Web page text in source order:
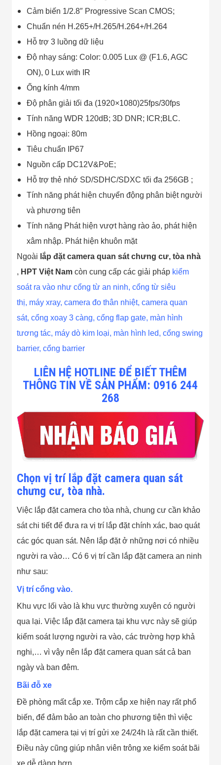
Cảm biến 1/2.8″ Progressive Scan CMOS;
Chuẩn nén H.265+/H.265/H.264+/H.264
Hỗ trợ 3 luồng dữ liệu
Độ nhạy sáng: Color: 0.005 Lux @ (F1.6, AGC
ON), 0 Lux with IR
Ống kính 4/mm
Độ phân giải tối đa (1920×1080)25fps/30fps
Tính năng WDR 120dB; 3D DNR; ICR;BLC.
Hồng ngoại: 80m
Tiêu chuẩn IP67
Nguồn cấp DC12V&PoE;
Hỗ trợ thẻ nhớ SD/SDHC/SDXC tối đa 256GB ;
Tính năng phát hiện chuyển động phân biệt người
và phương tiên
Tính năng Phát hiện vượt hàng rào ảo, phát hiện
xâm nhập. Phát hiện khuôn mặt
Ngoài lắp đặt camera quan sát chưng cư, tòa nhà
, HPT Việt Nam còn cung cấp các giải pháp kiểm
soát ra vào nhưcổng từ an ninh,cổng từ siêu
thị, máy xray,camera đo thân nhiệt,camera quan
sát,cổng xoay 3 càng,cổng flap gate, màn hình
tương tác, máy dò kim loại, màn hình led, cổng swing
barrier,cổng barrier
LIÊN HỆ HOTLINE ĐỂ BIẾT THÊM
THÔNG TIN VỀ SẢN PHẨM: 0916 244
268
Chọn vị trí lắp đặt camera quan sát
chưng cư, tòa nhà.
Việc lắp đặt camera cho tòa nhà, chung cư cần khảo
sát chi tiết để đưa ra vị trí lắp đặt chính xác, bao quát
các góc quan sát. Nên lắp đặt ở những nơi có nhiều
người ra vào… Có 6 vị trí cần lắp đặt camera an ninh
như sau:
Vị trí cổng vào.
Khu vực lối vào là khu vực thường xuyên có người
qua lại. Việc lắp đặt camera tại khu vực này sẽ giúp
kiểm soát lượng người ra vào, các trường hợp khả
nghi,… vì vậy nên lắp đặt camera quan sát cả ban
ngày và ban đêm.
Bãi đỗ xe
Đề phòng mất cắp xe. Trộm cắp xe hiện nay rất phổ
biến, để đảm bảo an toàn cho phương tiện thì việc
lắp đặt camera tại vị trí gửi xe 24/24h là rất cần thiết.
Điều này cũng giúp nhân viên trông xe kiểm soát bãi